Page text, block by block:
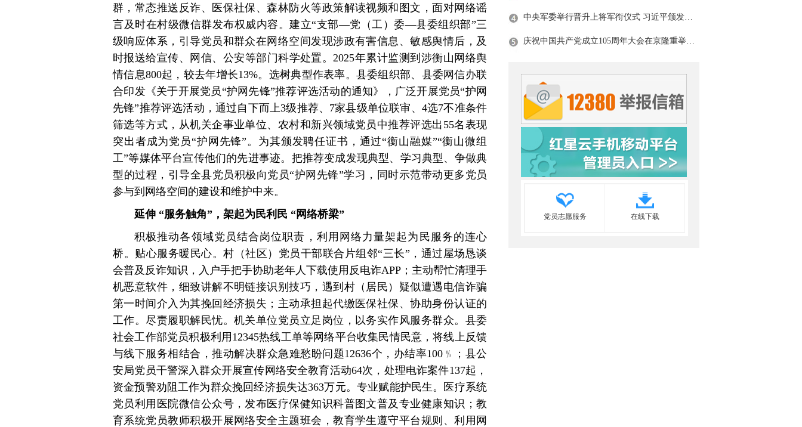
群，常态推送反诈、医保社保、森林防火等政策解读视频和图文，面对网络谣
言及时在村级微信群发布权威内容。建立“支部—党（工）委—县委组织部”三
级响应体系，引导党员和群众在网络空间发现涉政有害信息、敏感舆情后，及
时报送给宣传、网信、公安等部门科学处置。2025年累计监测到涉衡山网络舆
情信息800起，较去年增长13%。选树典型作表率。县委组织部、县委网信办联
合印发《关于开展党员“护网先锋”推荐评选活动的通知》，广泛开展党员“护网
先锋”推荐评选活动，通过自下而上3级推荐、7家县级单位联审、4选7不准条件
筛选等方式，从机关企事业单位、农村和新兴领域党员中推荐评选出55名表现
突出者成为党员“护网先锋”。为其颁发聘任证书，通过“衡山融媒”“衡山微组
工”等媒体平台宣传他们的先进事迹。把推荐变成发现典型、学习典型、争做典
型的过程，引导全县党员积极向党员“护网先锋”学习，同时示范带动更多党员
参与到网络空间的建设和维护中来。
延伸 “服务触角”，架起为民利民 “网络桥梁”
积极推动各领域党员结合岗位职责，利用网络力量架起为民服务的连心
桥。贴心服务暖民心。村（社区）党员干部联合片组邻“三长”，通过屋场恳谈
会普及反诈知识，入户手把手协助老年人下载使用反电诈APP；主动帮忙清理手
机恶意软件，细致讲解不明链接识别技巧，遇到村（居民）疑似遭遇电信诈骗
第一时间介入为其挽回经济损失；主动承担起代缴医保社保、协助身份认证的
工作。尽责履职解民忧。机关单位党员立足岗位，以务实作风服务群众。县委
社会工作部党员积极利用12345热线工单等网络平台收集民情民意，将线上反馈
与线下服务相结合，推动解决群众急难愁盼问题12636个，办结率100﹪；县公
安局党员干警深入群众开展宣传网络安全教育活动64次，处理电诈案件137起，
资金预警劝阻工作为群众挽回经济损失达363万元。专业赋能护民生。医疗系统
党员利用医院微信公众号，发布医疗保健知识科普图文普及专业健康知识；教
育系统党员教师积极开展网络安全主题班会，教育学生遵守平台规则、利用网
中央军委举行晋升上将军衔仪式 习近平颁发命令状并向晋衔的军官表示祝贺
庆祝中国共产党成立105周年大会在京隆重举行 习近平发表重要讲话
党员志愿服务 在线下载